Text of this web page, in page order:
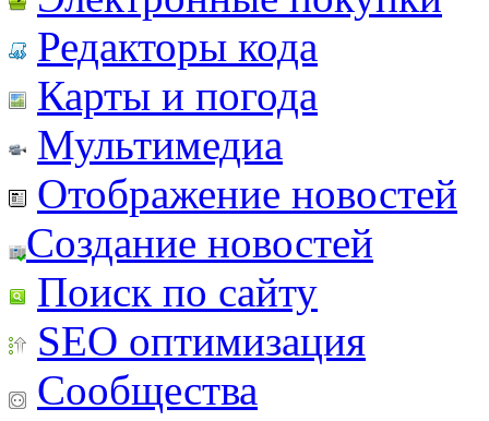
Редакторы кода
Карты и погода
Мультимедиа
Отображение новостей
Создание новостей
Поиск по сайту
SEO оптимизация
Сообщества